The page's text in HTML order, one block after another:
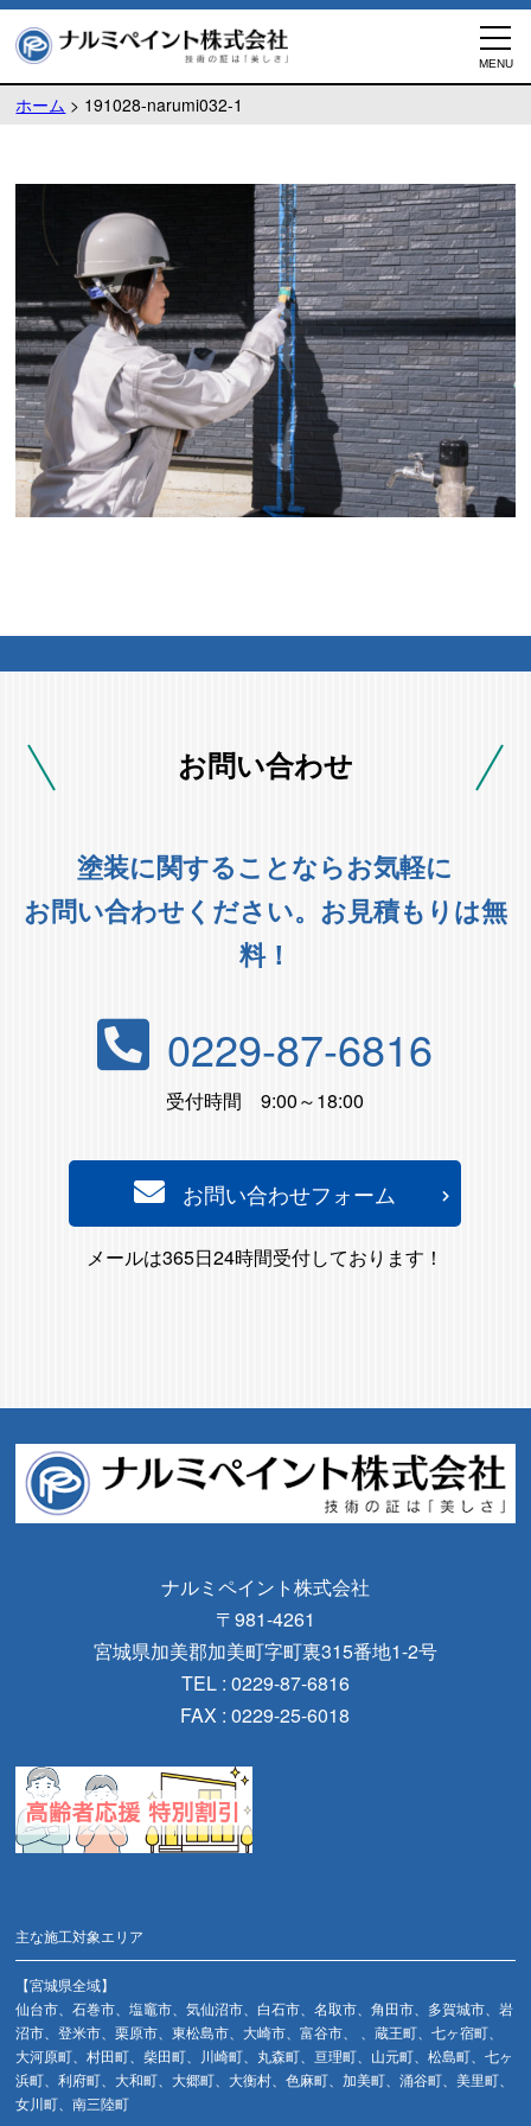
ホーム > 191028-narumi032-1
お問い合わせ
塗装に関することならお気軽に
お問い合わせください。お見積もりは無
料！
0229-87-6816
受付時間 9:00～18:00
お問い合わせフォーム
メールは365日24時間受付しております！
ナルミペイント株式会社
〒981-4261
宮城県加美郡加美町字町裏315番地1-2号
TEL : 0229-87-6816
FAX : 0229-25-6018
主な施工対象エリア
【宮城県全域】
仙台市、石巻市、塩竈市、気仙沼市、白石市、名取市、角田市、多賀城市、岩
沼市、登米市、栗原市、東松島市、大崎市、富谷市、 、蔵王町、七ヶ宿町、
大河原町、村田町、柴田町、川崎町、丸森町、亘理町、山元町、松島町、七ヶ
浜町、利府町、大和町、大郷町、大衡村、色麻町、加美町、涌谷町、美里町、
女川町、南三陸町